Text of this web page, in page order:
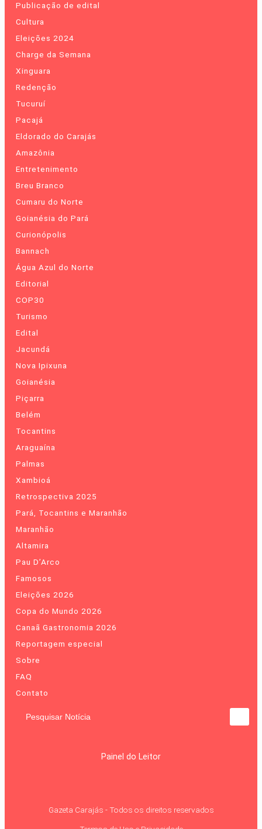
Publicação de edital
Cultura
Eleições 2024
Charge da Semana
Xinguara
Redenção
Tucuruí
Pacajá
Eldorado do Carajás
Amazônia
Entretenimento
Breu Branco
Cumaru do Norte
Goianésia do Pará
Curionópolis
Bannach
Água Azul do Norte
Editorial
COP30
Turismo
Edital
Jacundá
Nova Ipixuna
Goianésia
Piçarra
Belém
Tocantins
Araguaína
Palmas
Xambioá
Retrospectiva 2025
Pará, Tocantins e Maranhão
Maranhão
Altamira
Pau D’Arco
Famosos
Eleições 2026
Copa do Mundo 2026
Canaã Gastronomia 2026
Reportagem especial
Sobre
FAQ
Contato
Pesquisar Notícia
Painel do Leitor
Gazeta Carajás - Todos os direitos reservados